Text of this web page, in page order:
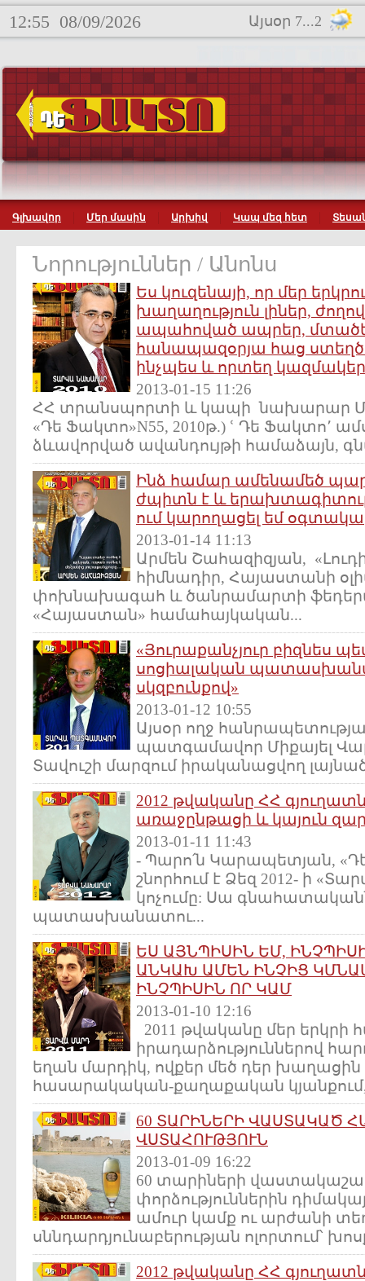
12:55 08/09/2026 Այսօր 7...2
Գլխավոր Մեր մասին Արխիվ Կապ մեզ հետ
Նորություններ / Անոնս
Ես կուզենայի, որ մեր
խաղաղություն լիներ,
ապահոված ապրեր,
հանապազօրյա հաց
ինչպես և որտեղ
2013-01-15 11:26
ՀՀ տրանսպորտի և կապի նախարար
«Դե Ֆակտո»N55, 2010թ.) ՙ Դե Ֆակտո՚
ձևավորված ավանդույթի համաձայն,
Ինձ համար ամենամեծ
ժպիտն է և
ում կարողացել եմ օգտակար
2013-01-14 11:13
Արմեն Շահազիզյան,
հիմնադիր, Հայաստանի
փոխնախագահ և ծանրամարտի
«Հայաստան» համահայկական...
«Յուրաքանչյուր բիզնես
սոցիալական
սկզբունքով»
2013-01-12 10:55
Այսօր ողջ
պատգամավոր Միքայել
Տավուշի մարզում իրականացվող
2012 թվականը ՀՀ
առաջընթացի և կայուն
2013-01-11 11:43
- Պարո՛ն Կարապետյան,
շնորհում է Ձեզ 2012- ի
կոչումը: Սա
պատասխանատու...
ԵՍ ԱՅՆՊԻՍԻՆ ԵՄ,
ԱՆԿԱԽ ԱՄԵՆ ԻՆՉԻՑ
ԻՆՉՊԻՍԻՆ ՈՐ ԿԱՄ
2013-01-10 12:16
2011 թվականը մեր երկրի
իրադարձություններով
եղան մարդիկ, ովքեր մեծ դեր խաղացին
հասարակական-քաղաքական
60 ՏԱՐԻՆԵՐԻ ՎԱՍՏԱԿԱԾ
ՎՍՏԱՀՈՒԹՅՈՒՆ
2013-01-09 16:22
60 տարիների
փորձություններին
ամուր կամք ու արժանի
սննդարդյունաբերության ոլորտում՝
2012 թվականը ՀՀ